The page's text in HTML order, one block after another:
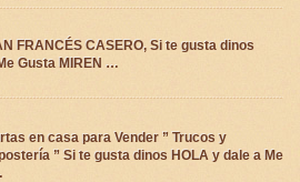
FRANCÉS CASERO, Si te gusta dinos
Gusta MIREN …
en casa para Vender ” Trucos y
” Si te gusta dinos HOLA y dale a Me